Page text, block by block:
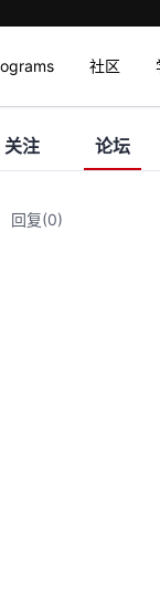
社区
关注 论坛
回复(0)